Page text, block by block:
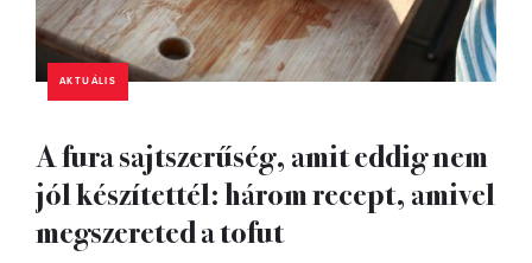
AKTUÁLIS
A fura sajtszerűség, amit eddig nem
jól készítettél: három recept, amivel
megszereted a tofut